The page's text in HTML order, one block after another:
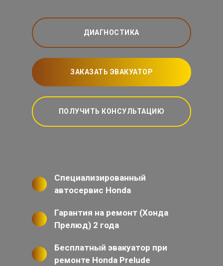
ДИАГНОСТИКА
ЗАКАЗАТЬ ЭВАКУАТОР
ПОЛУЧИТЬ КОНСУЛЬТАЦИЮ
Специализированный
автосервис Honda
Гарантия на ремонт (Хонда
Прелюд) 2 года
Бесплатный эвакуатор при
ремонте Honda Prelude